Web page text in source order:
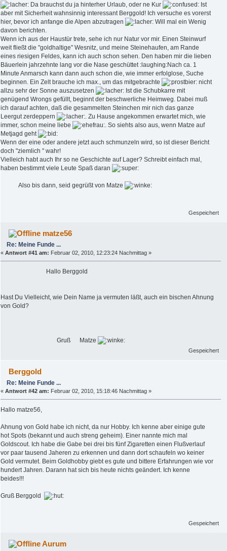
Da brauchst du ja hinterher Urlaub, oder ne Kur
Ist
aber mit Sicherheit wahnsinnig interessant Berggold! Ich versuche es vorerst
hier, bevor ich anfange die Alpen abzutragen
Will mal ein Wenig
davon berichten.
Wenn ich aus der Haustür trete, sehe ich nur Natur vor mir. Einen Steinwurf
weit fließt die "goldhaltige" Wesnitz, und meine Steinehaufen, am Rande
eines riesigen Feldes, kann ich auch schon sehen. Den haben mir die lieben
Bäuerlein jahrzehnte lang vor die Nase geschüttet :laughing:Nach ca. 1
Minute Anmarsch kann dann auch schon die, wie immer erfolglose, Suche
beginnen. Ein Zelt brauche ich max., um das mitgebrachte
nicht
allzu sehr der Sonne auszusetzen
Ist die Schubkarre mit
genügend Wrongs gefüllt, beginnt der beschwerliche Heimweg. Dabei muß
ich darauf achten, daß die gesammelten Steinchen mir nich das ganze
Leergut zerdeppern
. Zu Hause angekommen erwartet mich, wie
immer, schon meine liebe
. So siehts also aus, wenn Matze auf
Metjagd geht
Wenn der eine oder andere jetzt auch schmunzeln wird, so ist dieser Bericht
doch "ziemlich " wahr!
Vielleich habt auch Ihr so ne Geschichte auf Lager? Schreibt einfach mal,
haben bestimmt viele Leute Spaß daran
Also bis dann, seid gegrüßt von Matze
Gespeichert
matze56
Re: Meine Funde ...
« Antwort #41 am: Februar 02, 2010, 12:23:24 Nachmittag »
Hallo Berggold
Hast Du Vielleicht, wie Dein Name ja vermuten läßt, auch ein bischen Ahnung
von Gold?
Gruß Matze
Gespeichert
Berggold
Re: Meine Funde ...
« Antwort #42 am: Februar 02, 2010, 15:18:46 Nachmittag »
Hallo matze56,
Ahnung von Gold habe ich nicht, da nur Hobby. Ich kenne aber einige gute
hot Spots (bekannt und auch streng geheim). Einer nannte mich mal
Goldscout. Ich habe die Gabe bei drei bis fünf Zigaretten einen Flußverlauf
vor paar tausend Jaheren zu erkennen und dann dort schaufeln wo keiner
Gold vermutet. Beim Goldhobby giebt es gute und bittere Erfahrungen wie vor
hundert Jahren. Darann hat sich bis heute nichts geändert. Ich kenne
beides!!!
Gruß Berggold
Gespeichert
Aurum